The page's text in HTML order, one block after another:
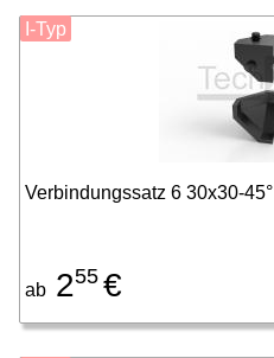
Verbindungssatz 6 30x30-45°
ab 255 €
I-Typ